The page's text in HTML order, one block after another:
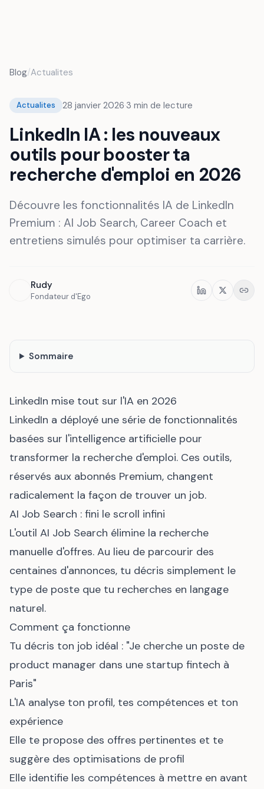
Blog/Actualites
Actualites 28 janvier 2026·3 min de lecture
LinkedIn IA : les nouveaux
outils pour booster ta
recherche d'emploi en 2026
Découvre les fonctionnalités IA de LinkedIn
Premium : AI Job Search, Career Coach et
entretiens simulés pour optimiser ta carrière.
Rudy
Fondateur d'Ego Partager
Sommaire
LinkedIn mise tout sur l'IA en 2026
LinkedIn a déployé une série de fonctionnalités
basées sur l'intelligence artificielle pour
transformer la recherche d'emploi. Ces outils,
réservés aux abonnés Premium, changent
radicalement la façon de trouver un job.
AI Job Search : fini le scroll infini
L'outil AI Job Search élimine la recherche
manuelle d'offres. Au lieu de parcourir des
centaines d'annonces, tu décris simplement le
type de poste que tu recherches en langage
naturel.
Comment ça fonctionne
Tu décris ton job idéal : "Je cherche un poste de
product manager dans une startup fintech à
Paris"
L'IA analyse ton profil, tes compétences et ton
expérience
Elle te propose des offres pertinentes et te
suggère des optimisations de profil
Elle identifie les compétences à mettre en avant